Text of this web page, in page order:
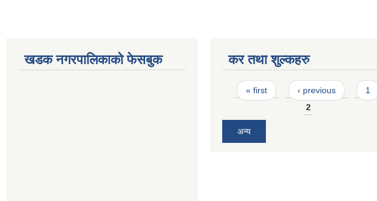
खडक नगरपालिकाको फेसबुक कर तथा शुल्कहरु
Pages
« first ‹ previous
1
2
अन्य